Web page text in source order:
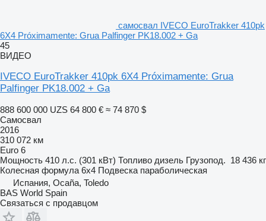
самосвал IVECO EuroTrakker 410pk
6X4 Próximamente: Grua Palfinger PK18.002 + Ga
45
ВИДЕО
IVECO EuroTrakker 410pk 6X4 Próximamente: Grua
Palfinger PK18.002 + Ga
888 600 000 UZS 64 800 € ≈ 74 870 $
Самосвал
2016
310 072 км
Euro 6
Мощность 410 л.с. (301 кВт) Топливо дизель Грузопод. 18 436 кг
Колесная формула 6x4 Подвеска параболическая
Испания, Ocaña, Toledo
BAS World Spain
Связаться с продавцом